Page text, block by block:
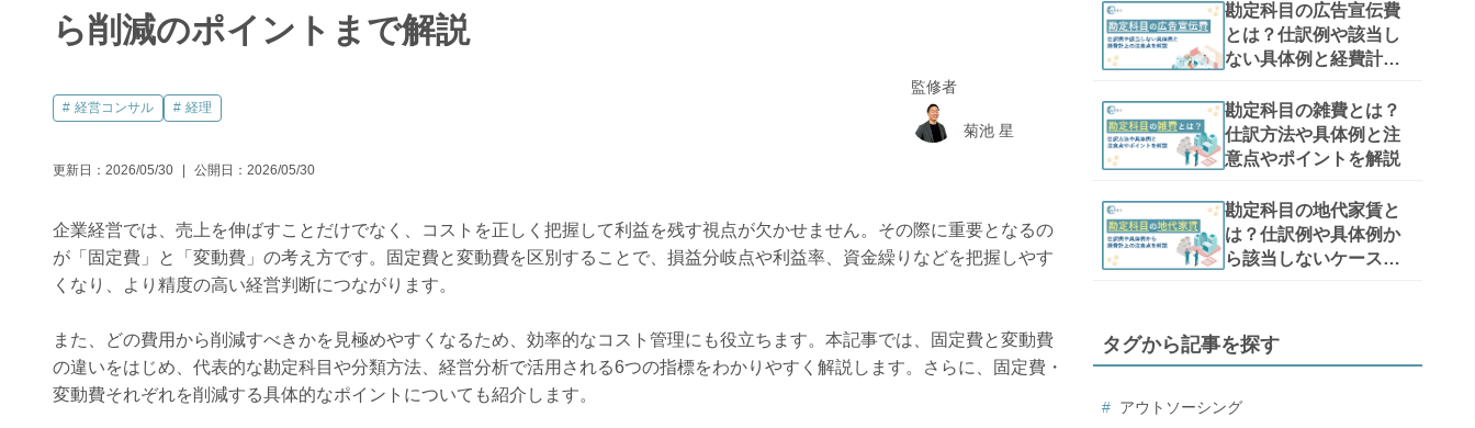
ら削減のポイントまで解説
経営コンサル 経理
監修者
菊池 星
更新日： 2026/05/30 公開日： 2026/05/30
企業経営では、売上を伸ばすことだけでなく、コストを正しく把握して利益を残す視点が欠かせません。その際に重要となるの
が「固定費」と「変動費」の考え方です。固定費と変動費を区別することで、損益分岐点や利益率、資金繰りなどを把握しやす
くなり、より精度の高い経営判断につながります。
また、どの費用から削減すべきかを見極めやすくなるため、効率的なコスト管理にも役立ちます。本記事では、固定費と変動費
の違いをはじめ、代表的な勘定科目や分類方法、経営分析で活用される6つの指標をわかりやすく解説します。さらに、固定費・
変動費それぞれを削減する具体的なポイントについても紹介します。
勘定科目の広告宣伝費
とは？仕訳例や該当し
ない具体例と経費計上
勘定科目の雑費とは？
仕訳方法や具体例と注
意点やポイントを解説
勘定科目の地代家賃と
は？仕訳例や具体例か
ら該当しないケースと
タグから記事を探す
アウトソーシング